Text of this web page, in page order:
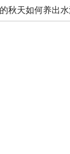
秋天如何养出水